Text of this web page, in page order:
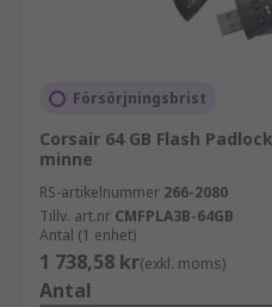
Försörjningsbrist
Corsair 64 GB Flash
minne
RS-artikelnummer 266-2080
Tillv. art.nr CMFPLA3B-64GB
Antal (1 enhet)
1 738,58 kr(exkl. moms)
Antal